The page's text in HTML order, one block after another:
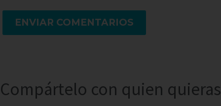
ENVIAR COMENTARIOS
Compártelo con quien quieras